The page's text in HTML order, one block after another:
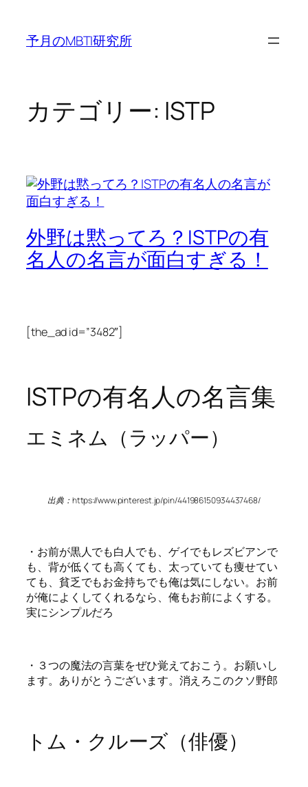
予月のMBTI研究所
カテゴリー: ISTP
外野は黙ってろ？ISTPの有
名人の名言が面白すぎる！
[the_ad id=”3482″]
ISTPの有名人の名言集
エミネム（ラッパー）
出典：https://www.pinterest.jp/pin/441986150934437468/
・お前が黒人でも白人でも、ゲイでもレズビアンで
も、背が低くても高くても、太っていても痩せてい
ても、貧乏でもお金持ちでも俺は気にしない。お前
が俺によくしてくれるなら、俺もお前によくする。
実にシンプルだろ
・３つの魔法の言葉をぜひ覚えておこう。お願いし
ます。ありがとうございます。消えろこのクソ野郎
トム・クルーズ（俳優）